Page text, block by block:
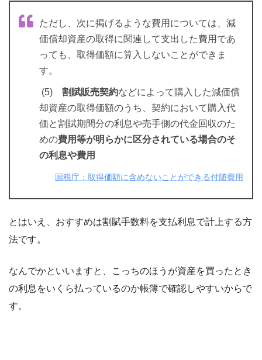
ただし、次に掲げるような費用については、減
価償却資産の取得に関連して支出した費用であ
っても、取得価額に算入しないことができま
す。
(5) 割賦販売契約などによって購入した減価償
却資産の取得価額のうち、契約において購入代
価と割賦期間分の利息や売手側の代金回収のた
めの費用等が明らかに区分されている場合のそ
の利息や費用
国税庁：取得価額に含めないことができる付随費用
とはいえ、おすすめは割賦手数料を支払利息で計上する方
法です。
なんでかといいますと、こっちのほうが資産を買ったとき
の利息をいくら払っているのか帳簿で確認しやすいからで
す。